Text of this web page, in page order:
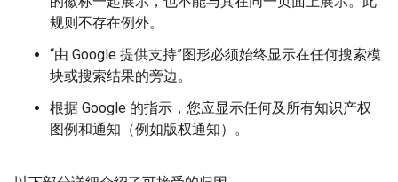
规则不存在例外。
“由 Google 提供支持”图形必须始终显示在任何搜索模
块或搜索结果的旁边。
根据 Google 的指示，您应显示任何及所有知识产权
图例和通知（例如版权通知）。